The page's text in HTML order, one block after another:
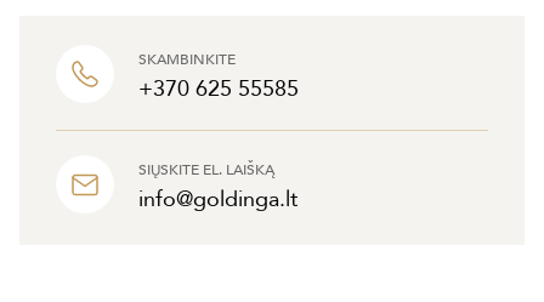
SKAMBINKITE
+370 625 55585
SIŲSKITE EL. LAIŠKĄ
info@goldinga.lt